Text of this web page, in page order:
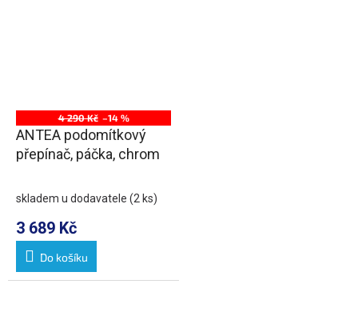
4 290 Kč –14 %
ANTEA podomítkový
přepínač, páčka, chrom
skladem u dodavatele (2 ks)
3 689 Kč
Do košíku